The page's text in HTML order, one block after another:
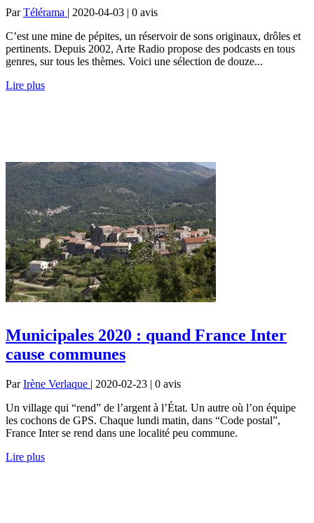
ParTélérama | 2020-04-03 | 0 avis
C’est une mine de pépites, un réservoir de sons originaux, drôles et
pertinents. Depuis 2002, Arte Radio propose des podcasts en tous
genres, sur tous les thèmes. Voici une sélection de douze...
Lire plus
Municipales 2020 : quand France Inter
cause communes
ParIrène Verlaque | 2020-02-23 | 0 avis
Un village qui “rend” de l’argent à l’État. Un autre où l’on équipe
les cochons de GPS. Chaque lundi matin, dans “Code postal”,
France Inter se rend dans une localité peu commune.
Lire plus